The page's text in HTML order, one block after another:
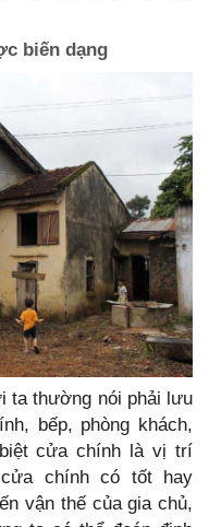
biến dạng
ta thường nói phải lưu
bếp, phòng khách,
cửa chính là vị trí
chính có tốt hay
vận thế của gia chủ,